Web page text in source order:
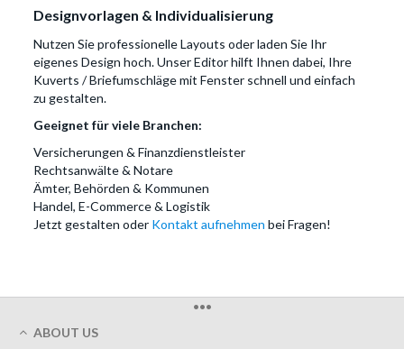
Designvorlagen & Individualisierung
Nutzen Sie professionelle Layouts oder laden Sie Ihr
eigenes Design hoch. Unser Editor hilft Ihnen dabei, Ihre
Kuverts / Briefumschläge mit Fenster schnell und einfach
zu gestalten.
Geeignet für viele Branchen:
Versicherungen & Finanzdienstleister
Rechtsanwälte & Notare
Ämter, Behörden & Kommunen
Handel, E-Commerce & Logistik
Jetzt gestalten oder Kontakt aufnehmen bei Fragen!
•••
ABOUT US